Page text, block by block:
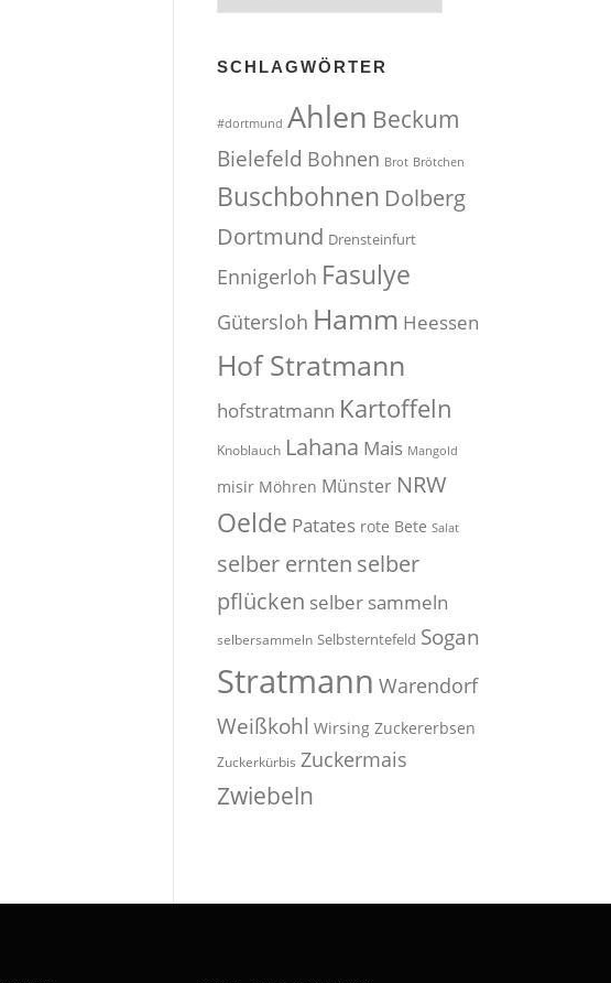
SCHLAGWÖRTER
#dortmund Ahlen Beckum
Bielefeld Bohnen Brot Brötchen
Buschbohnen Dolberg
Dortmund Drensteinfurt
Ennigerloh Fasulye
Gütersloh Hamm Heessen
Hof Stratmann
hofstratmann Kartoffeln
Knoblauch Lahana Mais Mangold
misir Möhren Münster NRW
Oelde Patates rote Bete Salat
selber ernten selber
pflücken selber sammeln
selbersammeln Selbsterntefeld Sogan
Stratmann Warendorf
Weißkohl Wirsing Zuckererbsen
Zuckerkürbis Zuckermais
Zwiebeln